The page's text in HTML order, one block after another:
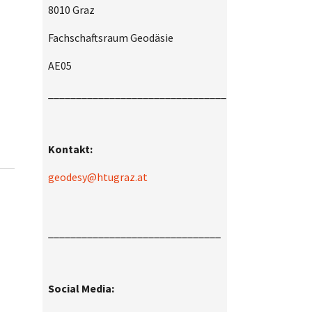
8010 Graz
Fachschaftsraum Geodäsie
AE05
Kontakt:
geodesy@htugraz.at
Social Media: